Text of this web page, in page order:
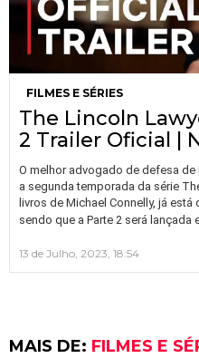
FILMES E SÉRIES
The Lincoln
2 Trailer Oficial |
O melhor advogado de defesa de
a segunda temporada da série
livros de Michael Connelly, já
sendo que a Parte 2 será lançada
13 de Julho, 2023, 18:54
MAIS DE: FILMES E